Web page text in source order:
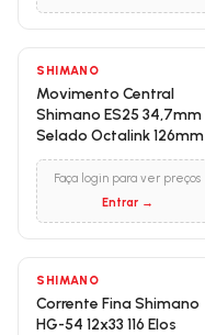
SHIMANO
Movimento Central
Shimano ES25 34,7mm
Selado Octalink 126mm
Faça login para ver preços
Entrar →
SHIMANO
Corrente Fina Shimano
HG-54 12x33 116 Elos